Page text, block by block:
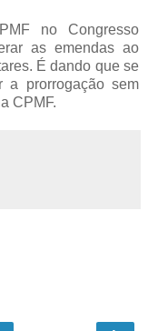
no Congresso
as emendas ao
É dando que se
a prorrogação sem
CPMF.